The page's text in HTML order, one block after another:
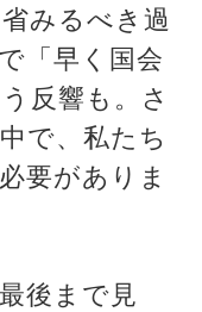
みるべき過
「早く国会
反響も。さ
で、私たち
要がありま
後まで見